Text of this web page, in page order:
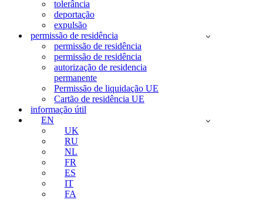
tolerância
deportação
expulsão
permissão de residência
permissão de residência
permissão de residência
autorização de residencia
permanente
Permissão de liquidação UE
Cartão de residência UE
informação útil
EN
UK
RU
NL
FR
ES
IT
FA